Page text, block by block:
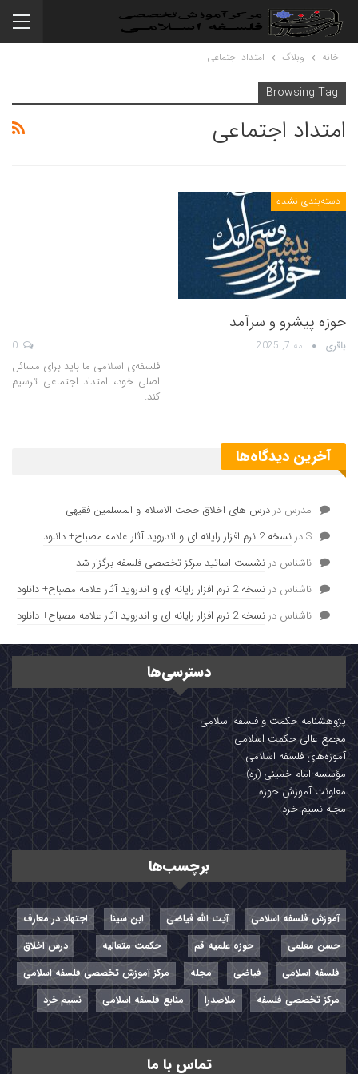
خانه وبلاگ امتداد اجتماعی
Browsing Tag
امتداد اجتماعی
دسته‌بندی نشده
حوزه پیشرو و سرآمد
باقری مه 7, 2025
فلسفه‌ی اسلامی ما باید برای مسائل
اصلی خود، امتداد اجتماعی ترسیم
کند.
آخرین دیدگاه‌ها
مدرس در درس های اخلاق حجت الاسلام و المسلمین فقیهی
Sدر نسخه 2 نرم افزار رایانه ای و اندروید آثار علامه مصباح+ دانلود
ناشناس در نشست اساتید مرکز تخصصی فلسفه برگزار شد
ناشناس در نسخه 2 نرم افزار رایانه ای و اندروید آثار علامه مصباح+ دانلود
ناشناس در نسخه 2 نرم افزار رایانه ای و اندروید آثار علامه مصباح+ دانلود
دسترسی‌ها
پژوهشنامه حکمت و فلسفه اسلامی
مجمع عالی حکمت اسلامی
آموزه‌های فلسفه اسلامی
مؤسسه امام خمینی (ره)
معاونت آموزش حوزه
مجله نسیم خرد
برچسب‌ها
آموزش فلسفه اسلامی آیت الله فیاضی ابن سینا
اجتهاد در معارف
حسن معلمی
حوزه علمیه قم حکمت متعالیه
درس اخلاق
فلسفه اسلامی
فیاضی مجله
مرکز آموزش تخصصی فلسفه اسلامی
مرکز تخصصی فلسفه
ملاصدرا منابع فلسفه اسلامی نسیم خرد
تماس با ما